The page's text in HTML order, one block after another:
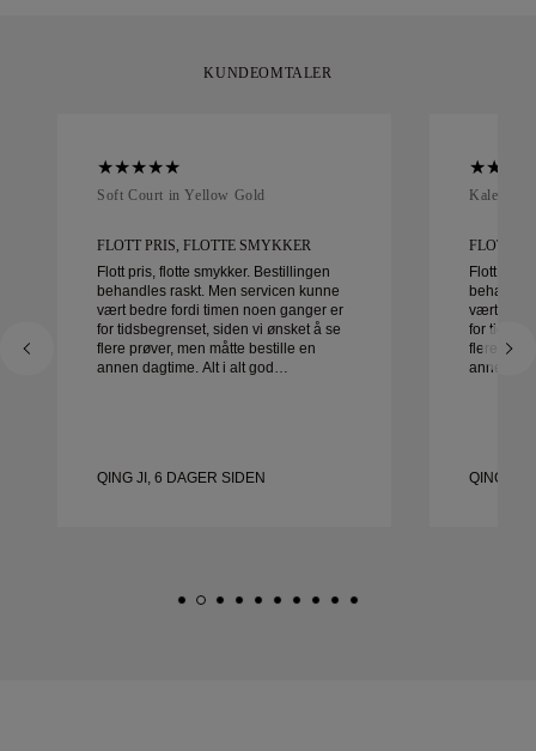
KUNDEOMTALER
Soft Court in Yellow Gold
FLOTT PRIS, FLOTTE SMYKKER
Flott pris, flotte smykker. Bestillingen
behandles raskt. Men servicen kunne
vært bedre fordi timen noen ganger er
for tidsbegrenset, siden vi ønsket å se
flere prøver, men måtte bestille en
annen dagtime. Alt i alt god
QING JI, 6 DAGER SIDEN
Kaleida
FLOTT
Flott pris,
vært
for
flere
annen dagtime.
QING JI,